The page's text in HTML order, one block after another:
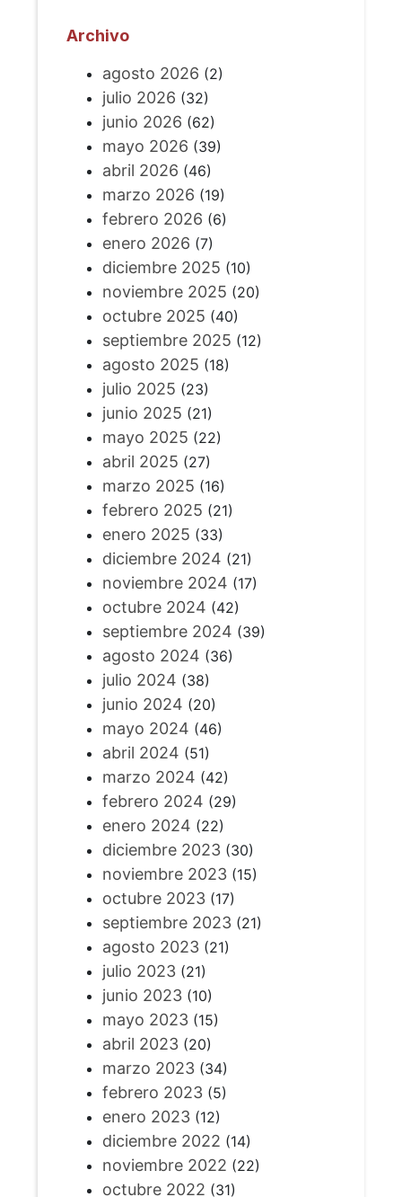
Archivo
agosto 2026 (2)
julio 2026 (32)
junio 2026 (62)
mayo 2026 (39)
abril 2026 (46)
marzo 2026 (19)
febrero 2026 (6)
enero 2026 (7)
diciembre 2025 (10)
noviembre 2025 (20)
octubre 2025 (40)
septiembre 2025 (12)
agosto 2025 (18)
julio 2025 (23)
junio 2025 (21)
mayo 2025 (22)
abril 2025 (27)
marzo 2025 (16)
febrero 2025 (21)
enero 2025 (33)
diciembre 2024 (21)
noviembre 2024 (17)
octubre 2024 (42)
septiembre 2024 (39)
agosto 2024 (36)
julio 2024 (38)
junio 2024 (20)
mayo 2024 (46)
abril 2024 (51)
marzo 2024 (42)
febrero 2024 (29)
enero 2024 (22)
diciembre 2023(30)
noviembre 2023(15)
octubre 2023(17)
septiembre 2023(21)
agosto 2023(21)
julio 2023(21)
junio 2023(10)
mayo 2023(15)
abril 2023(20)
marzo 2023(34)
febrero 2023(5)
enero 2023(12)
diciembre 2022 (14)
noviembre 2022 (22)
octubre 2022 (31)